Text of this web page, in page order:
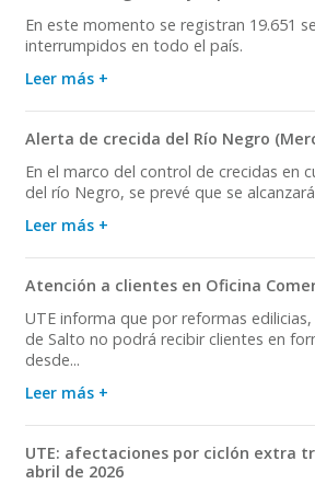
En este momento se registran 19.651
interrumpidos en todo el país.
Leer más +
Alerta de crecida del Río Negro
En el marco del control de crecidas en
del río Negro, se prevé que se
Leer más +
Atención a clientes en Oficina
UTE informa que por reformas edilicias,
de Salto no podrá recibir clientes en
desde...
Leer más +
UTE: afectaciones por ciclón extra
abril de 2026